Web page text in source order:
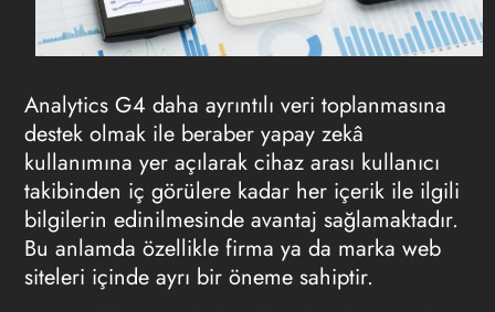
Analytics G4 daha ayrıntılı veri toplanmasına
destek olmak ile beraber yapay zekâ
kullanımına yer açılarak cihaz arası kullanıcı
takibinden iç görülere kadar her içerik ile ilgili
bilgilerin edinilmesinde avantaj sağlamaktadır.
Bu anlamda özellikle firma ya da marka web
siteleri içinde ayrı bir öneme sahiptir.